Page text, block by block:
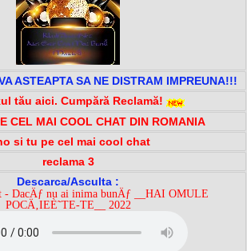
ASTEAPTA SA NE DISTRAM IMPREUNA!!!
tău aici. Cumpără Reclamă!
CEL MAI COOL CHAT DIN ROMANIA
si tu pe cel mai cool chat
reclama 3
Descarca/Asculta :
- DacÄƒ nu ai inima bunÄƒ __HAI OMULE
POCÄ‚IEÈ˜TE-TE__ 2022